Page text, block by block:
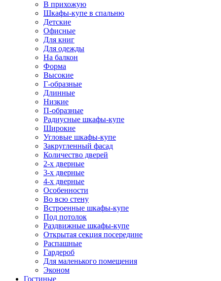
В прихожую
Шкафы-купе в спальню
Детские
Офисные
Для книг
Для одежды
На балкон
Форма
Высокие
Г-образные
Длинные
Низкие
П-образные
Радиусные шкафы-купе
Широкие
Угловые шкафы-купе
Закругленный фасад
Количество дверей
2-х дверные
3-х дверные
4-х дверные
Особенности
Во всю стену
Встроенные шкафы-купе
Под потолок
Раздвижные шкафы-купе
Открытая секция посередине
Распашные
Гардероб
Для маленького помещения
Эконом
Гостиные